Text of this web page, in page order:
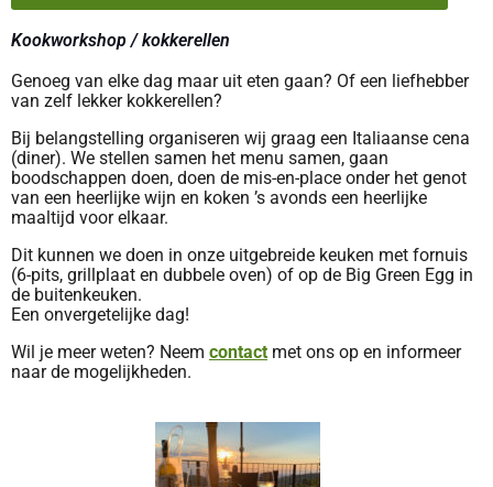
Kookworkshop / kokkerellen
Genoeg van elke dag maar uit eten gaan? Of een liefhebber
van zelf lekker kokkerellen?
Bij belangstelling organiseren wij graag een Italiaanse cena
(diner). We stellen samen het menu samen, gaan
boodschappen doen, doen de mis-en-place onder het genot
van een heerlijke wijn en koken ’s avonds een heerlijke
maaltijd voor elkaar.
Dit kunnen we doen in onze uitgebreide keuken met fornuis
(6-pits, grillplaat en dubbele oven) of op de Big Green Egg in
de buitenkeuken.
Een onvergetelijke dag!
Wil je meer weten? Neem contact met ons op en informeer
naar de mogelijkheden.